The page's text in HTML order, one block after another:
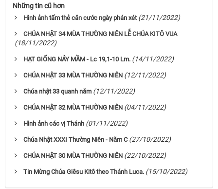
Những tin cũ hơn
Hình ảnh tấm thẻ căn cước ngày phán xét (21/11/2022)
CHÚA NHẬT 34 MÙA THƯỜNG NIÊN LỄ CHÚA KITÔ VUA
(18/11/2022)
HẠT GIỐNG NẢY MẦM - Lc 19,1-10 Lm. (14/11/2022)
CHÚA NHẬT 33 MÙA THƯỜNG NIÊN (12/11/2022)
Chúa nhật 33 quanh năm (12/11/2022)
CHÚA NHẬT 32 MÙA THƯỜNG NIÊN (04/11/2022)
Hình ảnh các vị Thánh (01/11/2022)
Chúa Nhật XXXI Thường Niên - Năm C (27/10/2022)
CHÚA NHẬT 30 MÙA THƯỜNG NIÊN (22/10/2022)
Tin Mừng Chúa Giêsu Kitô theo Thánh Luca. (15/10/2022)